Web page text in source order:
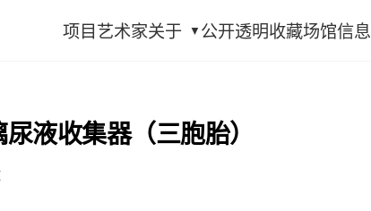
项目 艺术家关于 公开透明收藏场馆信息
尿液收集器（三胞胎）